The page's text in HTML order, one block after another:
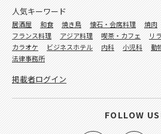
人気キーワード
居酒屋 和食 焼き鳥 懐石・会席料理 焼肉
フランス料理
アジア料理 喫茶・カフェ リ
カラオケ
ビジネスホテル 内科 小児科 動
法律事務所
掲載者ログイン
FOLLOW